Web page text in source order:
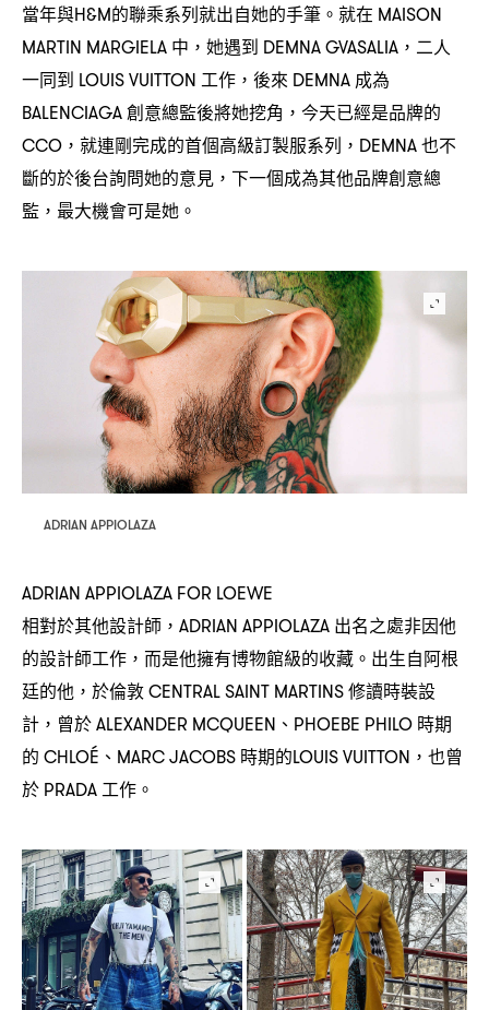
當年與H&M的聯乘系列就出自她的手筆。就在 MAISON
MARTIN MARGIELA 中 ， 她遇到 DEMNA GVASALIA， 二人
一同到 LOUIS VUITTON 工作 ， 後來 DEMNA 成為
BALENCIAGA創意總監後將她挖角 ， 今天已經是品牌的
CCO， 就連剛完成的首個高級訂製服系列 ，DEMNA也不
斷的於後台詢問她的意見 ， 下一個成為其他品牌創意總
監 ， 最大機會可是她。
ADRIAN APPIOLAZA
ADRIAN APPIOLAZA FOR LOEWE
相對於其他設計師 ，ADRIAN APPIOLAZA 出名之處非因他
的設計師工作 ， 而是他擁有博物館級的收藏。出生自阿根
廷的他 ， 於倫敦CENTRAL SAINT MARTINS修讀時裝設
計 ， 曾於ALEXANDER MCQUEEN 、 PHOEBE PHILO 時期
的 CHLOÉ 、 MARC JACOBS 時期的LOUIS VUITTON， 也曾
於 PRADA 工作。